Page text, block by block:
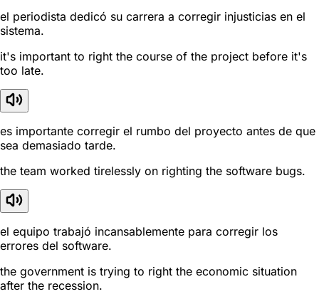
el periodista dedicó su carrera a corregir injusticias en el
sistema.
it's important to right the course of the project before it's
too late.
es importante corregir el rumbo del proyecto antes de que
sea demasiado tarde.
the team worked tirelessly on righting the software bugs.
el equipo trabajó incansablemente para corregir los
errores del software.
the government is trying to right the economic situation
after the recession.